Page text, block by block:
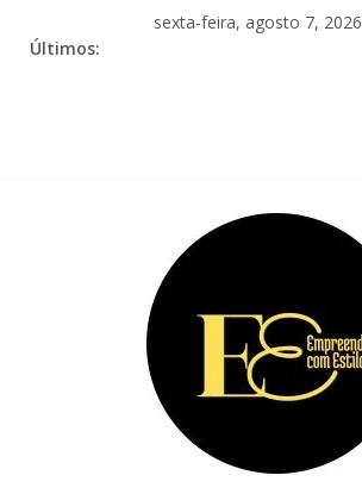
sexta-feira, agosto 7, 2026
Últimos: